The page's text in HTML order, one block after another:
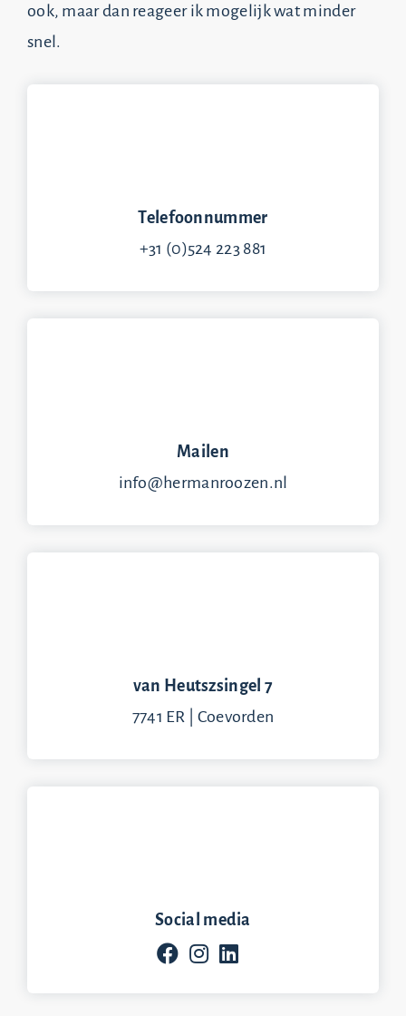
ook, maar dan reageer ik mogelijk wat minder
snel.
Telefoonnummer
+31 (0)524 223 881
Mailen
info@hermanroozen.nl
van Heutszsingel 7
7741 ER | Coevorden
Social media